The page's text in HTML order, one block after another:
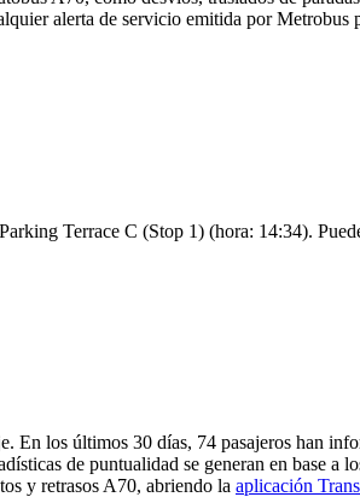
alerta de servicio emitida por Metrobus
Terrace C (Stop 1) (hora: 14:34).
los últimos 30 días, 74 pasajeros han
de puntualidad se generan en base a
y retrasos A70, abriendo la aplicación